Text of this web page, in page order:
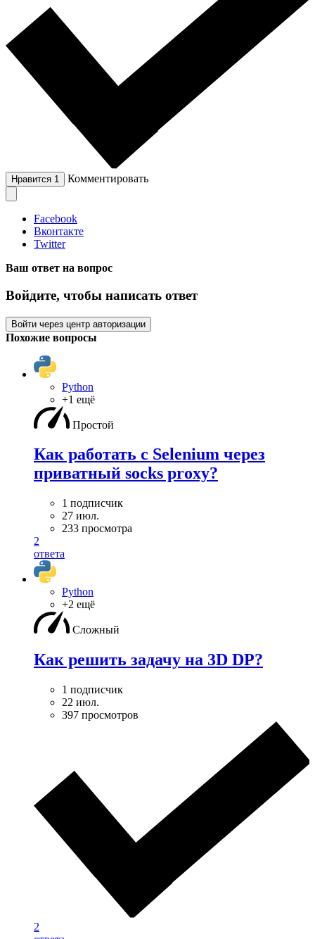
Нравится 1 Комментировать
Facebook
Вконтакте
Twitter
Ваш ответ на вопрос
Войдите, чтобы написать ответ
Войти через центр авторизации
Похожие вопросы
Python
+1 ещё
Простой
Как работать с Selenium через
приватный socks proxy?
1 подписчик
27 июл.
233 просмотра
2
ответа
Python
+2 ещё
Сложный
Как решить задачу на 3D DP?
1 подписчик
22 июл.
397 просмотров
2